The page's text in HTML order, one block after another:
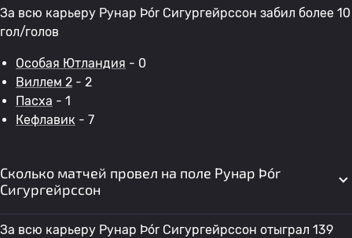
За всю карьеру Рунар Þór Сигургейрссон забил более 10
гол/голов
Особая Ютландия - 0
Виллем 2 - 2
Пасха - 1
Кефлавик - 7
Сколько матчей провел на поле Рунар Þór
Сигургейрссон
За всю карьеру Рунар Þór Сигургейрссон отыграл 139